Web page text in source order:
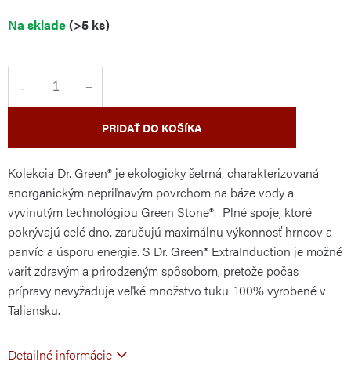
Jednotková
cena:
Na sklade(>5 ks)
PRIDAŤ DO KOŠÍKA
Kolekcia Dr. Green® je ekologicky šetrná, charakterizovaná
anorganickým nepriľnavým povrchom na báze vody a
vyvinutým technológiou Green Stone®. Plné spoje, ktoré
pokrývajú celé dno, zaručujú maximálnu výkonnosť hrncov a
panvíc a úsporu energie. S Dr. Green® ExtraInduction je možné
variť zdravým a prirodzeným spôsobom, pretože počas
prípravy nevyžaduje veľké množstvo tuku. 100% vyrobené v
Taliansku.
Detailné informácie